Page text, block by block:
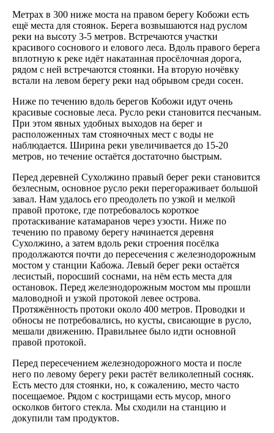
Метрах в 300 ниже моста на правом берегу Кобожи есть
ещё места для стоянок. Берега возвышаются над руслом
реки на высоту 3-5 метров. Встречаются участки
красивого соснового и елового леса. Вдоль правого берега
вплотную к реке идёт накатанная просёлочная дорога,
рядом с ней встречаются стоянки. На вторую ночёвку
встали на левом берегу реки над обрывом среди сосен.
Ниже по течению вдоль берегов Кобожи идут очень
красивые сосновые леса. Русло реки становится песчаным.
При этом явных удобных выходов на берег и
расположенных там стояночных мест с воды не
наблюдается. Ширина реки увеличивается до 15-20
метров, но течение остаётся достаточно быстрым.
Перед деревней Сухолжино правый берег реки становится
безлесным, основное русло реки перегораживает большой
завал. Нам удалось его преодолеть по узкой и мелкой
правой протоке, где потребовалось короткое
протаскивание катамаранов через узости. Ниже по
течению по правому берегу начинается деревня
Сухолжино, а затем вдоль реки строения посёлка
продолжаются почти до пересечения с железнодорожным
мостом у станции Кабожа. Левый берег реки остаётся
лесистый, поросший соснами, на нём есть места для
остановок. Перед железнодорожным мостом мы прошли
маловодной и узкой протокой левее острова.
Протяжённость протоки около 400 метров. Проводки и
обносы не потребовались, но кусты, свисающие в русло,
мешали движению. Правильнее было идти основной
правой протокой.
Перед пересечением железнодорожного моста и после
него по левому берегу реки растёт великолепный сосняк.
Есть место для стоянки, но, к сожалению, место часто
посещаемое. Рядом с кострищами есть мусор, много
осколков битого стекла. Мы сходили на станцию и
докупили там продуктов.